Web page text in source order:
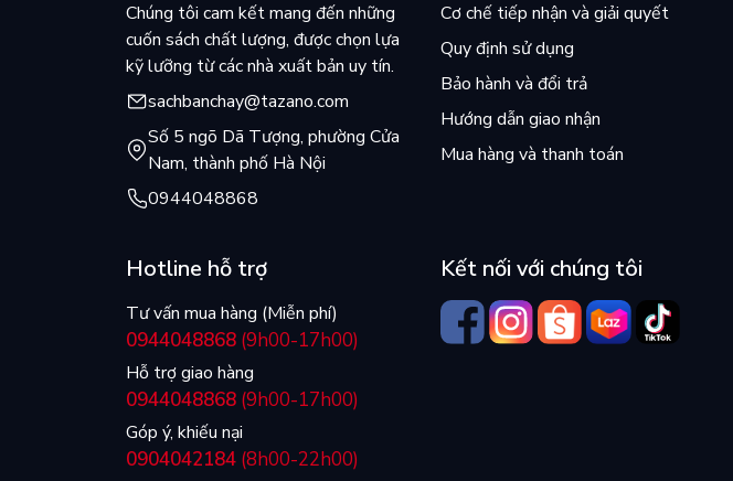
Chúng tôi cam kết mang đến những
cuốn sách chất lượng, được chọn lựa
kỹ lưỡng từ các nhà xuất bản uy tín.
sachbanchay@tazano.com
Số 5 ngõ Dã Tượng, phường Cửa
Nam, thành phố Hà Nội
0944048868
Cơ chế tiếp nhận và giải quyết
Quy định sử dụng
Bảo hành và đổi trả
Hướng dẫn giao nhận
Mua hàng và thanh toán
Hotline hỗ trợ
Tư vấn mua hàng (Miễn phí)
0944048868 (9h00-17h00)
Hỗ trợ giao hàng
0944048868 (9h00-17h00)
Góp ý, khiếu nại
0904042184 (8h00-22h00)
Kết nối với chúng tôi